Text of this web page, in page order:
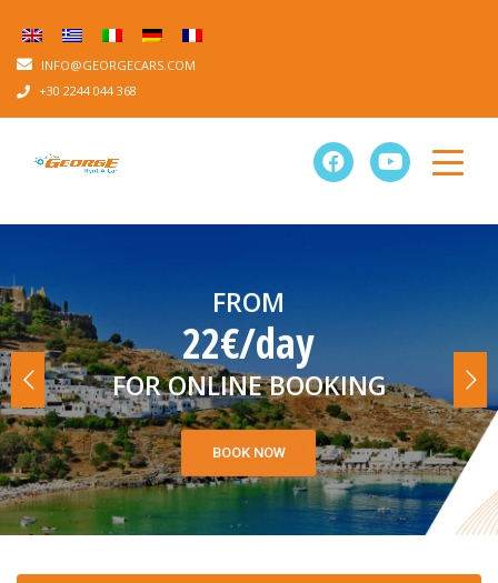
INFO@GEORGECARS.COM
+30 2244 044 368
22€/day
FROM
FOR ONLINE BOOKING
BOOK NOW